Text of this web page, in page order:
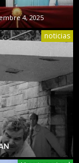
4, 2025
noticias